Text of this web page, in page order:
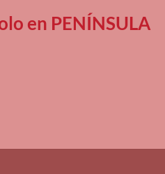
en PENÍNSULA